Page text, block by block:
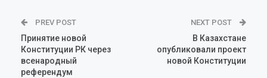
PREV POST
Принятие новой
Конституции РК через
всенародный
референдум
NEXT POST
В Казахстане
опубликовали проект
новой Конституции